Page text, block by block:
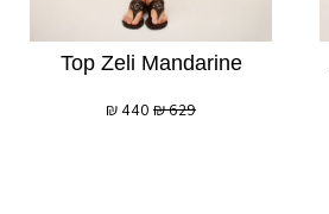
Top Zeli Mandarine
629
₪
440
₪